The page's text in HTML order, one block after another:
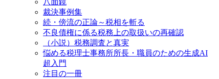
八面鏡
裁決事例集
続・傍流の正論～税相を斬る
不良債権に係る税務上の取扱いの再確認
（小説）税務調査と真実
悩める税理士事務所所長・職員のための生成AI
超入門
注目の一冊